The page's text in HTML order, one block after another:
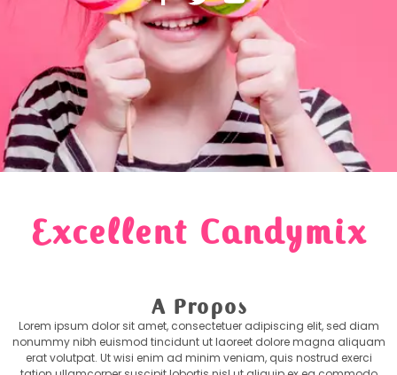
Excellent Candymix
A Propos
Lorem ipsum dolor sit amet, consectetuer adipiscing elit, sed diam
nonummy nibh euismod tincidunt ut laoreet dolore magna aliquam
erat volutpat. Ut wisi enim ad minim veniam, quis nostrud exerci